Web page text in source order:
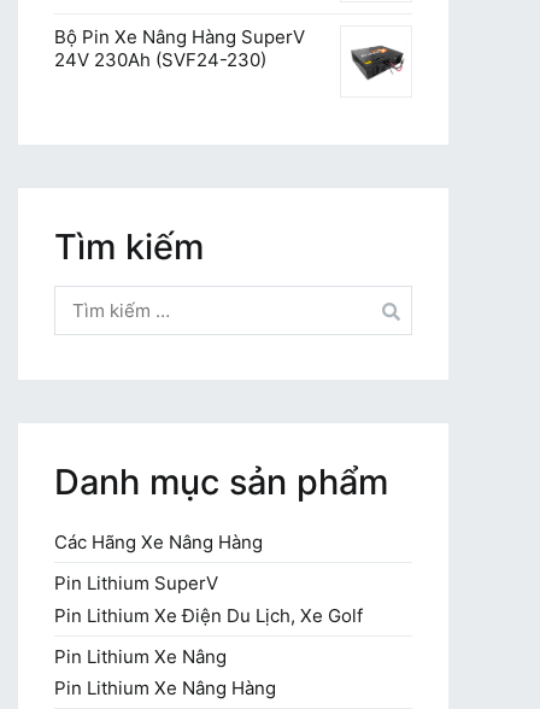
Bộ Pin Xe Nâng Hàng SuperV
24V 230Ah (SVF24-230)
Tìm kiếm
kiếm
cho:
Danh mục sản phẩm
Các Hãng Xe Nâng Hàng
Pin Lithium SuperV
Pin Lithium Xe Điện Du Lịch, Xe Golf
Pin Lithium Xe Nâng
Pin Lithium Xe Nâng Hàng